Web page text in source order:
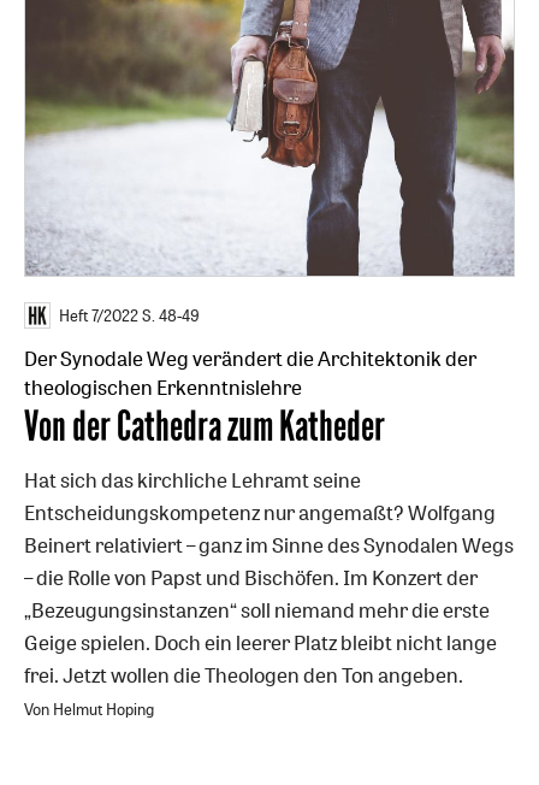
Heft 7/2022S. 48-49
Der Synodale Weg verändert die Architektonik der
theologischen Erkenntnislehre
:
Von der Cathedra zum Katheder
Hat sich das kirchliche Lehramt seine
Entscheidungskompetenz nur angemaßt? Wolfgang
Beinert relativiert – ganz im Sinne des Synodalen Wegs
– die Rolle von Papst und Bischöfen. Im Konzert der
„Bezeugungsinstanzen“ soll niemand mehr die erste
Geige spielen. Doch ein leerer Platz bleibt nicht lange
frei. Jetzt wollen die Theologen den Ton angeben.
Von Helmut Hoping